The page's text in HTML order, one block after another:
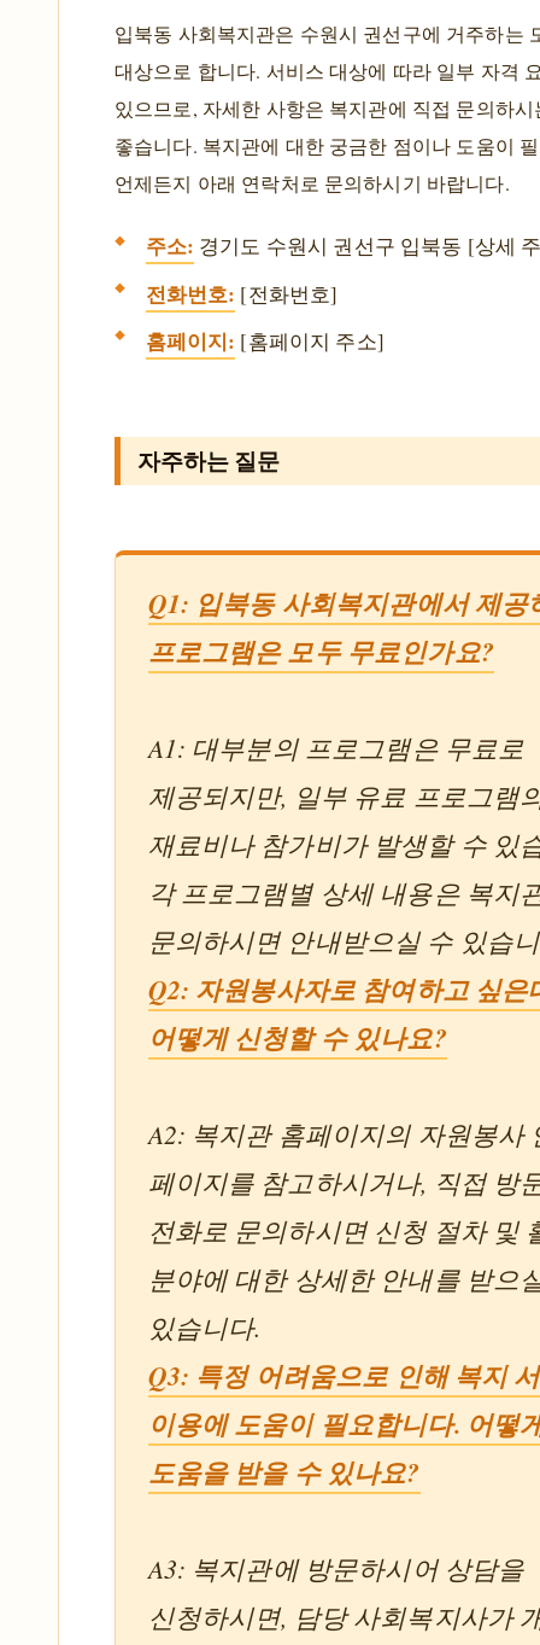
입북동 사회복지관은 수원시 권선구에 거주하는
대상으로 합니다. 서비스 대상에 따라 일부 자격
있으므로, 자세한 사항은 복지관에 직접 문의하시
좋습니다. 복지관에 대한 궁금한 점이나 도움이
언제든지 아래 연락처로 문의하시기 바랍니다.
주소: 경기도 수원시 권선구 입북동 [상세
전화번호: [전화번호]
홈페이지: [홈페이지 주소]
자주하는 질문
Q1: 입북동 사회복지관에서 제공
프로그램은 모두 무료인가요?
A1: 대부분의 프로그램은 무료로
제공되지만, 일부 유료 프로그램
재료비나 참가비가 발생할 수 있
각 프로그램별 상세 내용은 복지
문의하시면 안내받으실 수 있습
Q2: 자원봉사자로 참여하고 싶은
어떻게 신청할 수 있나요?
A2: 복지관 홈페이지의 자원봉사
페이지를 참고하시거나, 직접 방
전화로 문의하시면 신청 절차 및
분야에 대한 상세한 안내를 받으
있습니다.
Q3: 특정 어려움으로 인해 복지
이용에 도움이 필요합니다. 어떻
도움을 받을 수 있나요?
A3: 복지관에 방문하시어 상담을
신청하시면, 담당 사회복지사가